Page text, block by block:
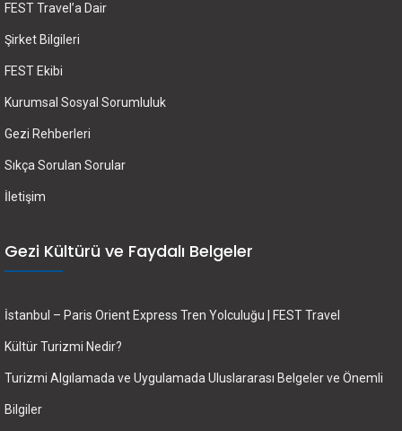
FEST Travel’a Dair
Şirket Bilgileri
FEST Ekibi
Kurumsal Sosyal Sorumluluk
Gezi Rehberleri
Sıkça Sorulan Sorular
İletişim
Gezi Kültürü ve Faydalı Belgeler
İstanbul – Paris Orient Express Tren Yolculuğu | FEST Travel
Kültür Turizmi Nedir?
Turizmi Algılamada ve Uygulamada Uluslararası Belgeler ve Önemli
Bilgiler